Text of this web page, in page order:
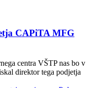
CAPiTA MFG
centra VŠTP nas bo v
direktor tega podjetja